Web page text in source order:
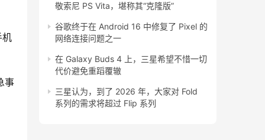
机
事
敬索尼 PS Vita，堪称其“克隆版”
谷歌终于在 Android 16 中修复了 Pixel 的
网络连接问题之一
在 Galaxy Buds 4 上，三星希望不惜一切
代价避免重蹈覆辙
三星认为，到了 2026 年，大家对 Fold
系列的需求将超过 Flip 系列